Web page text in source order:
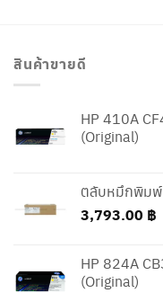
สินค้าขายดี
HP 410A
(Original)
ตลับหมึกพิมพ์
3,793.00 ฿
HP 824A
(Original)